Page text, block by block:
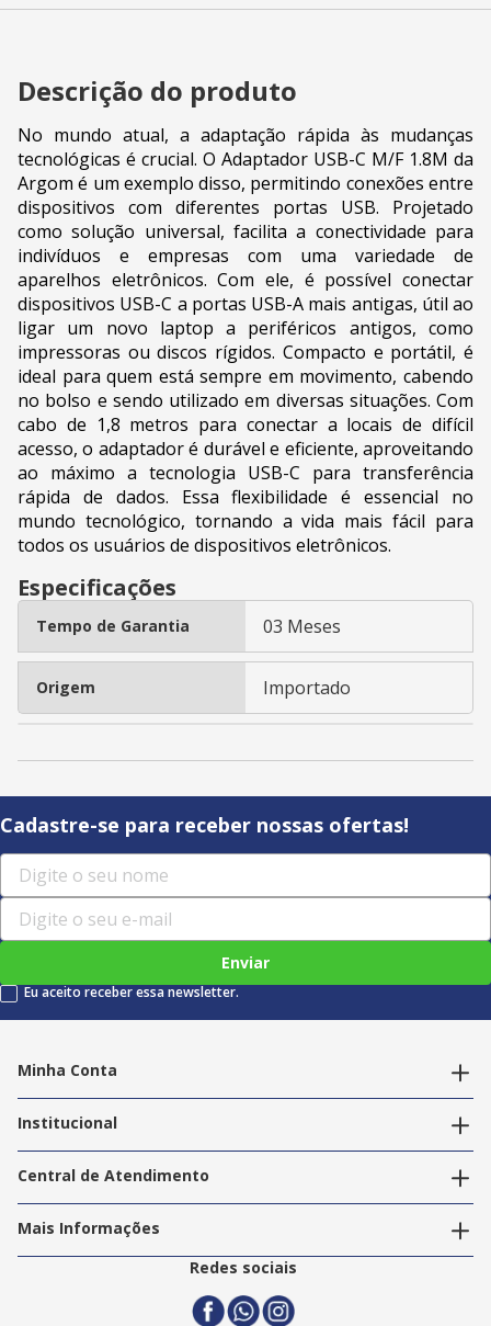
Descrição do produto
No mundo atual, a adaptação rápida às mudanças
tecnológicas é crucial. O Adaptador USB-C M/F 1.8M da
Argom é um exemplo disso, permitindo conexões entre
dispositivos com diferentes portas USB. Projetado
como solução universal, facilita a conectividade para
indivíduos e empresas com uma variedade de
aparelhos eletrônicos. Com ele, é possível conectar
dispositivos USB-C a portas USB-A mais antigas, útil ao
ligar um novo laptop a periféricos antigos, como
impressoras ou discos rígidos. Compacto e portátil, é
ideal para quem está sempre em movimento, cabendo
no bolso e sendo utilizado em diversas situações. Com
cabo de 1,8 metros para conectar a locais de difícil
acesso, o adaptador é durável e eficiente, aproveitando
ao máximo a tecnologia USB-C para transferência
rápida de dados. Essa flexibilidade é essencial no
mundo tecnológico, tornando a vida mais fácil para
todos os usuários de dispositivos eletrônicos.
Especificações
Tempo de Garantia 03 Meses
Origem Importado
Cadastre-se para receber nossas ofertas!
Enviar
Eu aceito receber essa newsletter.
Minha Conta
Editar endereços
Institucional
Nossas Lojas
Trabalhe Conosco
Central de Atendimento
Política de Privacidade
Termos e Condições
Politica de Entrega
Mais Informações
2ª Via Nota Fiscal
Redes sociais